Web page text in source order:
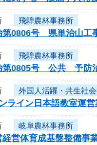
飛騨農林事務所
第0806号 県単治山工
飛騨農林事務所
第0805号 公共 予防
外国人活躍・共生社
ライン日本語教室運
岐阜農林事務所
経営体育成基盤整備